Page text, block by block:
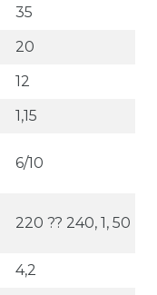
35
20
12
1,15
6/10
220 ?? 240, 1, 50
4,2